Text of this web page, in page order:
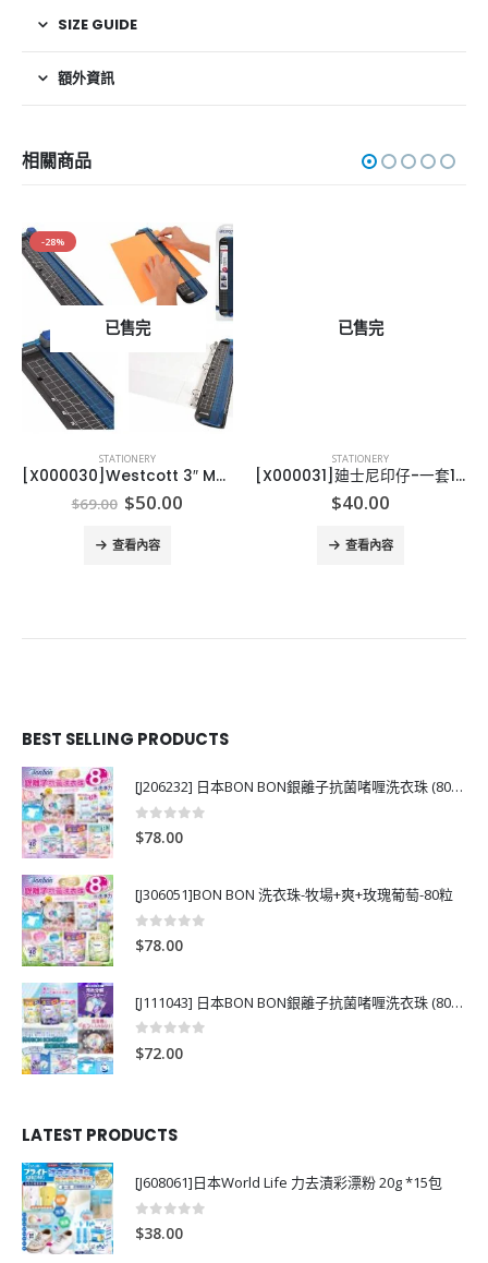
SIZE GUIDE
額外資訊
相關商品
-28%
已售完
STATIONERY
[X000030]Westcott 3″ Multi-Purpose Paper Trimmer
$69.00 Original
price
was:
$69.00.
$50.00
查看內容
已售完
STATIONERY
[X000031]廸士尼印仔-一套12個
$40.00
查看內容
BEST SELLING PRODUCTS
[J206232] 日本BON BON銀離子抗菌啫喱洗衣珠 (80粒)
0
$78.00
[J306051]BON BON 洗衣珠-牧場+爽+玫瑰葡萄-80粒
0
$78.00
[J111043] 日本BON BON銀離子抗菌啫喱洗衣珠 (80粒)
0
$72.00
LATEST PRODUCTS
[J608061]日本World Life 力去漬彩漂粉 20g *15包
0out of 5
$38.00